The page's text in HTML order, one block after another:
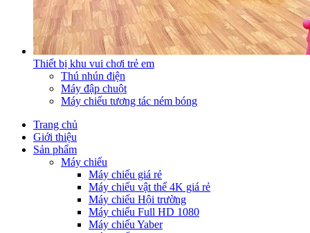
Thiết bị khu vui chơi trẻ em
Thú nhún điện
Máy đập chuột
Máy chiếu tương tác ném bóng
Trang chủ
Giới thiệu
Sản phẩm
Máy chiếu
Máy chiếu giá rẻ
Máy chiếu vật thể 4K giá rẻ
Máy chiếu Hội trường
Máy chiếu Full HD 1080
Máy chiếu Yaber